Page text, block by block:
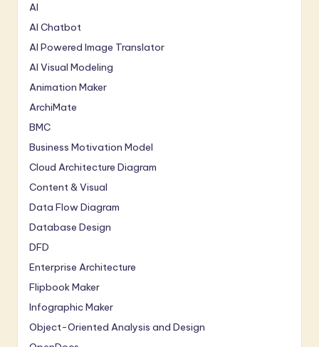
AI
AI Chatbot
AI Powered Image Translator
AI Visual Modeling
Animation Maker
ArchiMate
BMC
Business Motivation Model
Cloud Architecture Diagram
Content & Visual
Data Flow Diagram
Database Design
DFD
Enterprise Architecture
Flipbook Maker
Infographic Maker
Object-Oriented Analysis and Design